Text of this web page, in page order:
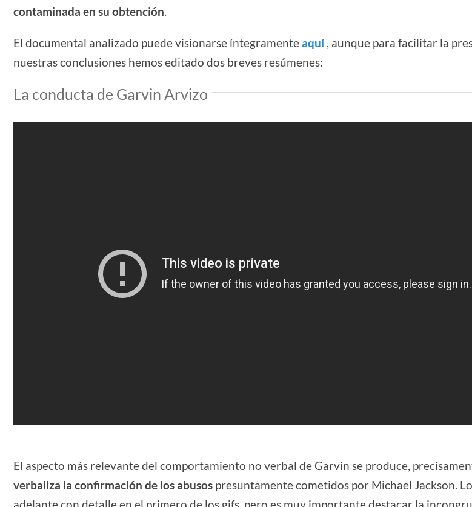
contaminada en su obtención.
El documental analizado puede visionarse íntegramenteaquí , aunque para facilitar la
nuestras conclusiones hemos editado dos breves resúmenes:
La conducta de Garvin Arvizo
El aspecto más relevante del comportamiento no verbal de Garvin se produce,
verbaliza la confirmación de los abusos presuntamente cometidos por Michael Jackson.